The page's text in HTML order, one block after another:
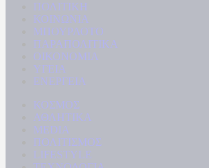
ΠΟΛΙΤΙΚΗ
ΚΟΙΝΩΝΙΑ
ΜΠΟΥΡΛΟΤΟ
ΠΑΡΑΠΟΛΙΤΙΚΑ
ΟΙΚΟΝΟΜΙΑ
ΥΓΕΙΑ
ΕΝΕΡΓΕΙΑ
ΚΟΣΜΟΣ
ΑΘΛΗΤΙΚΑ
MEDIA
ΠΟΛΙΤΙΣΜΟΣ
LIFESTYLE